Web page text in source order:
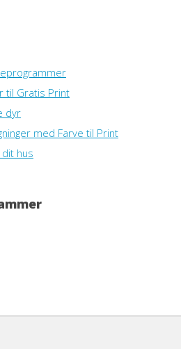
til Gratis Print
dyr
med Farve til Print
hus